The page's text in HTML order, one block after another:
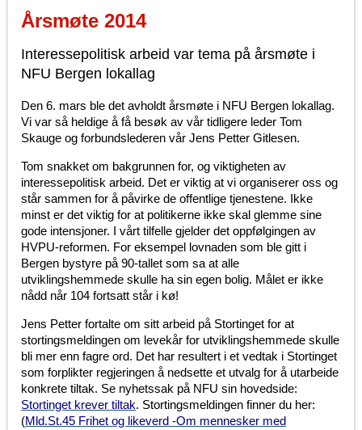
Årsmøte 2014
Interessepolitisk arbeid var tema på årsmøte i
NFU Bergen lokallag
Den 6. mars ble det avholdt årsmøte i NFU Bergen lokallag.
Vi var så heldige å få besøk av vår tidligere leder Tom
Skauge og forbundslederen vår Jens Petter Gitlesen.
Tom snakket om bakgrunnen for, og viktigheten av
interessepolitisk arbeid. Det er viktig at vi organiserer oss og
står sammen for å påvirke de offentlige tjenestene. Ikke
minst er det viktig for at politikerne ikke skal glemme sine
gode intensjoner. I vårt tilfelle gjelder det oppfølgingen av
HVPU-reformen. For eksempel lovnaden som ble gitt i
Bergen bystyre på 90-tallet som sa at alle
utviklingshemmede skulle ha sin egen bolig. Målet er ikke
nådd når 104 fortsatt står i kø!
Jens Petter fortalte om sitt arbeid på Stortinget for at
stortingsmeldingen om levekår for utviklingshemmede skulle
bli mer enn fagre ord. Det har resultert i et vedtak i Stortinget
som forplikter regjeringen å nedsette et utvalg for å utarbeide
konkrete tiltak. Se nyhetssak på NFU sin hovedside:
Stortinget krever tiltak. Stortingsmeldingen finner du her:
(Mld.St.45 Frihet og likeverd -Om mennesker med